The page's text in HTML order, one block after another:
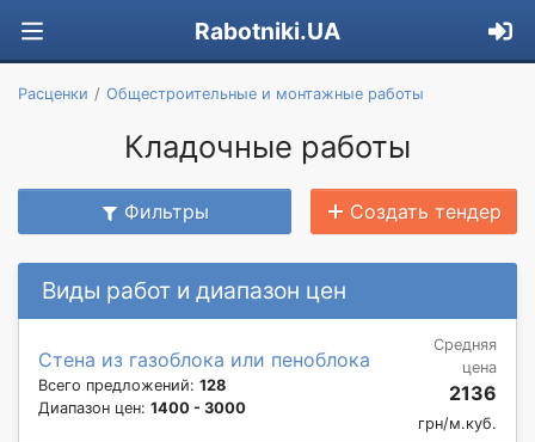
Rabotniki.UA
Расценки Общестроительные и монтажные работы
Кладочные работы
Фильтры Создать тендер
Виды работ и диапазон цен
Стена из газоблока или пеноблока
Всего предложений: 128
Диапазон цен: 1400 - 3000
Средняя
цена
2136
грн/м.куб.